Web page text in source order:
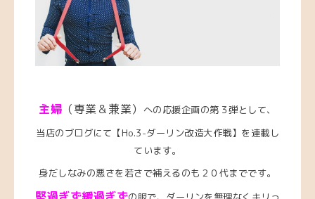
主婦 （専業＆兼業）
への応援企画の第３弾として、
当店のブログにて【Ho.3-ダーリン改造大作戦】を連載し
ています。
身だしなみの悪さを若さで補えるのも２０代までです。